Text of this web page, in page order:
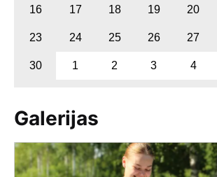
16 17 18 19 20
23 24 25 26 27
30 1 2 3 4
Galerijas